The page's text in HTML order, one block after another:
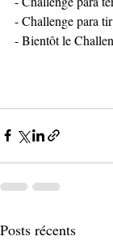
- Challenge para
- Bientôt le
Posts récents